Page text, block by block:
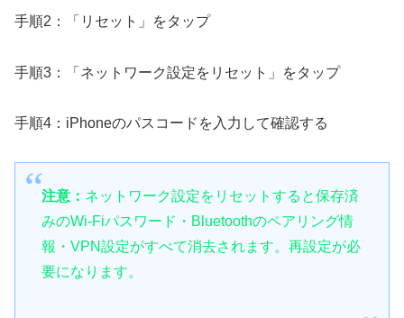
手順2：「リセット」をタップ
手順3：「ネットワーク設定をリセット」をタップ
手順4：iPhoneのパスコードを入力して確認する
注意： ネットワーク設定をリセットすると保存済
みのWi-Fiパスワード・Bluetoothのペアリング情
報・VPN設定がすべて消去されます。再設定が必
要になります。